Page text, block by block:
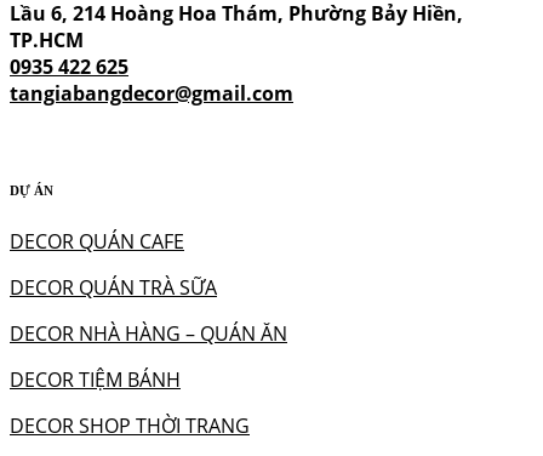
Lầu 6, 214 Hoàng Hoa Thám, Phường Bảy Hiền,
TP.HCM
0935 422 625
tangiabangdecor@gmail.com
DỰ ÁN
DECOR QUÁN CAFE
DECOR QUÁN TRÀ SỮA
DECOR NHÀ HÀNG – QUÁN ĂN
DECOR TIỆM BÁNH
DECOR SHOP THỜI TRANG